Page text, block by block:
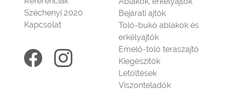
Széchenyi 2020
Kapcsolat
Bejárati ajtók
Toló-bukó ablakok és
erkélyajtók
Emelő-toló teraszajtó
Kiegészítők
Letöltések
Viszonteladók